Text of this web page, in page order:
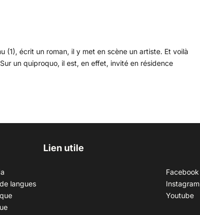
(1), écrit un roman, il y met en scène un artiste. Et voilà
un quiproquo, il est, en effet, invité en résidence
Lien utile
langues
Facebook
Instagram
Youtube